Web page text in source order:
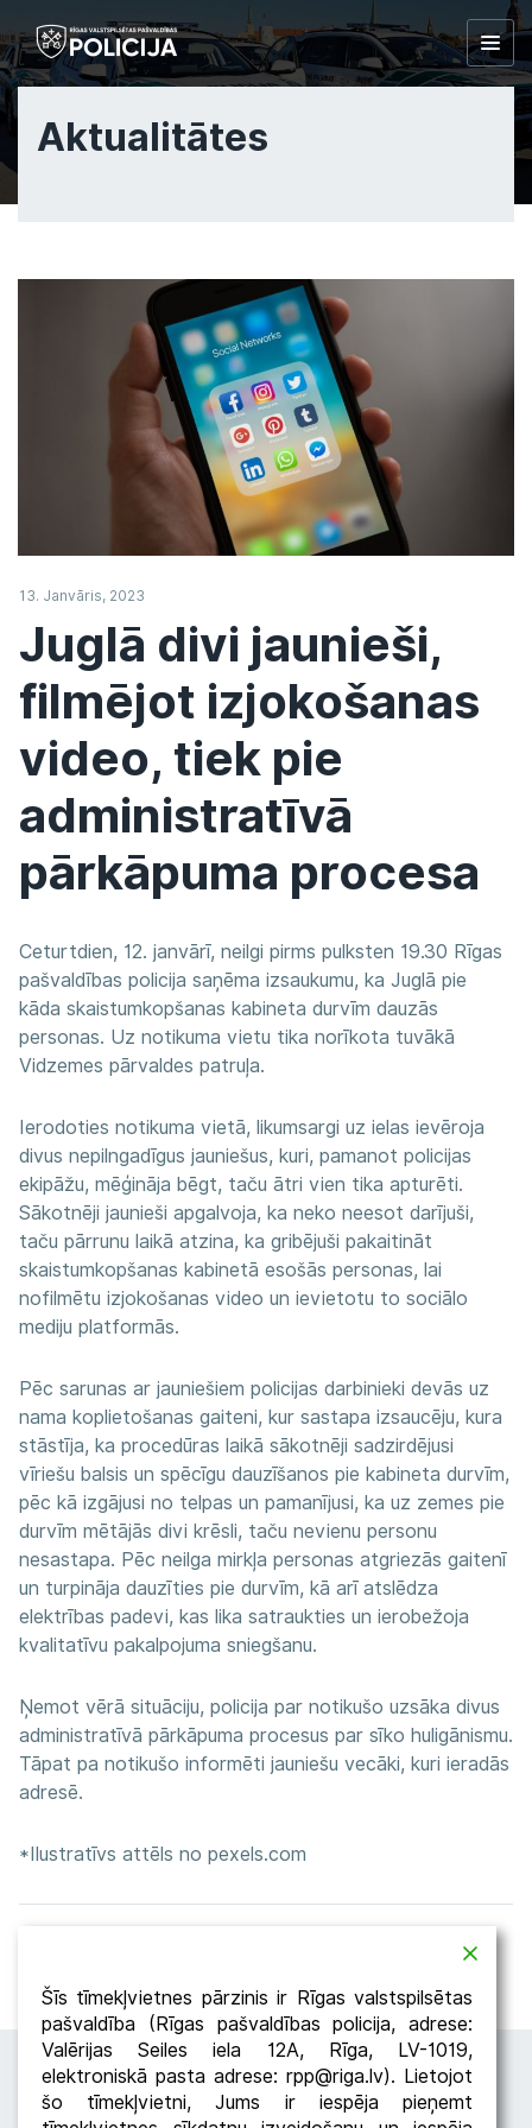
Aktualitātes
13. Janvāris, 2023
Juglā divi jaunieši,
filmējot izjokošanas
video, tiek pie
administratīvā
pārkāpuma procesa
Ceturtdien, 12. janvārī, neilgi pirms pulksten 19.30 Rīgas
pašvaldības policija saņēma izsaukumu, ka Juglā pie
kāda skaistumkopšanas kabineta durvīm dauzās
personas. Uz notikuma vietu tika norīkota tuvākā
Vidzemes pārvaldes patruļa.
Ierodoties notikuma vietā, likumsargi uz ielas ievēroja
divus nepilngadīgus jauniešus, kuri, pamanot policijas
ekipāžu, mēģināja bēgt, taču ātri vien tika apturēti.
Sākotnēji jaunieši apgalvoja, ka neko neesot darījuši,
taču pārrunu laikā atzina, ka gribējuši pakaitināt
skaistumkopšanas kabinetā esošās personas, lai
nofilmētu izjokošanas video un ievietotu to sociālo
mediju platformās.
Pēc sarunas ar jauniešiem policijas darbinieki devās uz
nama koplietošanas gaiteni, kur sastapa izsaucēju, kura
stāstīja, ka procedūras laikā sākotnēji sadzirdējusi
vīriešu balsis un spēcīgu dauzīšanos pie kabineta durvīm,
pēc kā izgājusi no telpas un pamanījusi, ka uz zemes pie
durvīm mētājās divi krēsli, taču nevienu personu
nesastapa. Pēc neilga mirkļa personas atgriezās gaitenī
un turpināja dauzīties pie durvīm, kā arī atslēdza
elektrības padevi, kas lika satraukties un ierobežoja
kvalitatīvu pakalpojuma sniegšanu.
Ņemot vērā situāciju, policija par notikušo uzsāka divus
administratīvā pārkāpuma procesus par sīko huligānismu.
Tāpat pa notikušo informēti jauniešu vecāki, kuri ieradās
adresē.
*Ilustratīvs attēls no pexels.com
Šīs tīmekļvietnes pārzinis ir Rīgas valstspilsētas
pašvaldība (Rīgas pašvaldības policija, adrese:
Valērijas Seiles iela 12A, Rīga, LV-1019,
elektroniskā pasta adrese: rpp@riga.lv). Lietojot
šo tīmekļvietni, Jums ir iespēja pieņemt